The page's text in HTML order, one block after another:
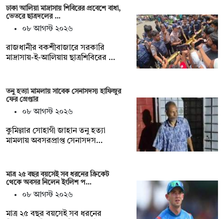
ঢাকা আলিয়া মাদ্রাসায় শিবিরের প্রবেশে বাধা,
ভেতরে ছাত্রদলের …
০৮ আগস্ট ২০২৬
রাজধানীর বকশীবাজারে সরকারি
মাদ্রাসায়-ই-আলিয়ায় ছাত্রশিবিরের …
তনু হত্যা মামলায় সাবেক সেনাসদস্য হাফিজুর
ফের গ্রেপ্তার
০৮ আগস্ট ২০২৬
কুমিল্লার সোহাগী জাহান তনু হত্যা
মামলায় অবসরপ্রাপ্ত সেনাসদস…
মাত্র ২৫ বছর বয়সেই সব ধরনের ক্রিকেট
থেকে অবসর নিলেন ইংলিশ প…
০৮ আগস্ট ২০২৬
মাত্র ২৫ বছর বয়সেই সব ধরনের